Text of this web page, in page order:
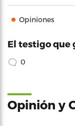
Opiniones
El testigo que
0
Opinión y